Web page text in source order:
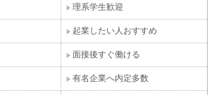
理系学生歓迎
起業したい人おすすめ
面接後すぐ働ける
有名企業へ内定多数